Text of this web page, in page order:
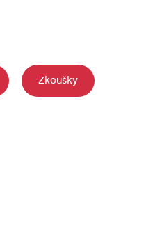
Zkoušky